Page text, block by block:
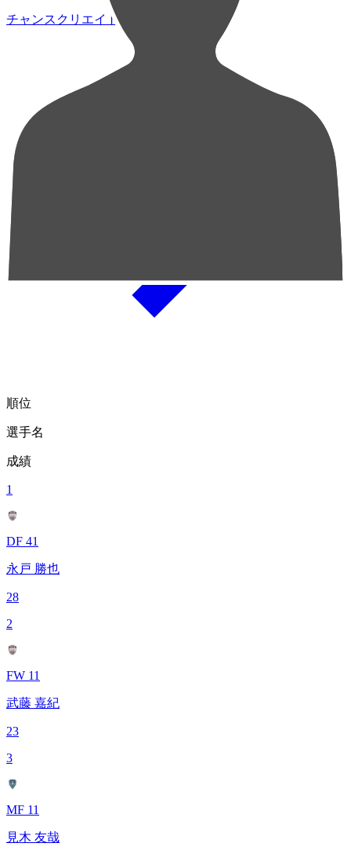
チャンスクリエイト総数
順位
選手名
成績
1
DF 41
永戸 勝也
28
2
FW 11
武藤 嘉紀
23
3
MF 11
見木 友哉